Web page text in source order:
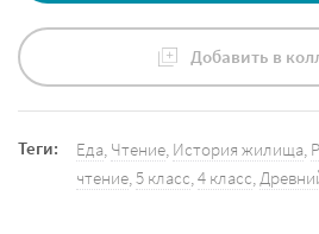
Добавить в
Теги: Еда, Чтение, История жилища,
чтение,5 класс,4 класс,